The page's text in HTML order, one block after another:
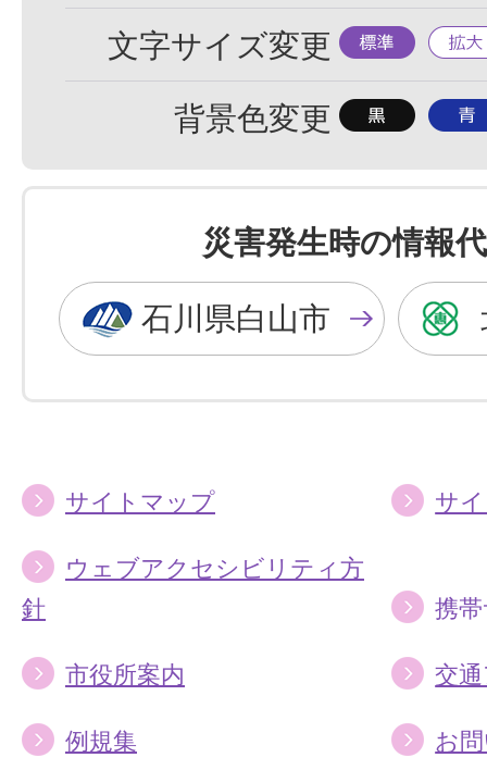
文字サイズ変更 標
準
拡
大
背景色変更 背
色
を
黒
色
に
背
色
を
青
色
に
災害発生時の情報
石川県白山市
サイトマップ サ
ウェブアクセシビリティ方
針
携
市役所案内 交
例規集 お